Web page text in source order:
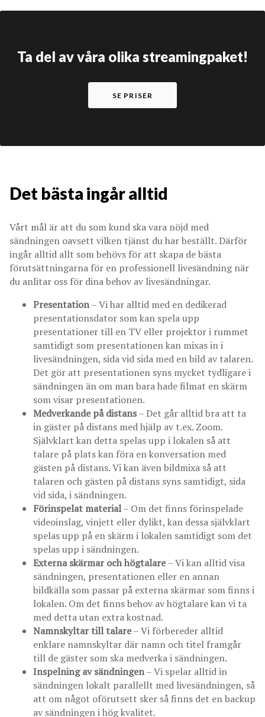
Ta del av våra olika streamingpaket!
SE PRISER
Det bästa ingår alltid
Vårt mål är att du som kund ska vara nöjd med
sändningen oavsett vilken tjänst du har beställt. Därför
ingår alltid allt som behövs för att skapa de bästa
förutsättningarna för en professionell livesändning när
du anlitar oss för dina behov av livesändningar.
Presentation– Vi har alltid med en dedikerad
presentationsdator som kan spela upp
presentationer till en TV eller projektor i rummet
samtidigt som presentationen kan mixas in i
livesändningen, sida vid sida med en bild av talaren.
Det gör att presentationen syns mycket tydligare i
sändningen än om man bara hade filmat en skärm
som visar presentationen.
Medverkande på distans– Det går alltid bra att ta
in gäster på distans med hjälp av t.ex. Zoom.
Självklart kan detta spelas upp i lokalen så att
talare på plats kan föra en konversation med
gästen på distans. Vi kan även bildmixa så att
talaren och gästen på distans syns samtidigt, sida
vid sida, i sändningen.
Förinspelat material– Om det finns förinspelade
videoinslag, vinjett eller dylikt, kan dessa självklart
spelas upp på en skärm i lokalen samtidigt som det
spelas upp i sändningen.
Externa skärmar och högtalare– Vi kan alltid visa
sändningen, presentationen eller en annan
bildkälla som passar på externa skärmar som finns i
lokalen. Om det finns behov av högtalare kan vi ta
med detta utan extra kostnad.
Namnskyltar till talare– Vi förbereder alltid
enklare namnskyltar där namn och titel framgår
till de gäster som ska medverka i sändningen.
Inspelning av sändningen– Vi spelar alltid in
sändningen lokalt parallellt med livesändningen, så
att om något oförutsett sker så finns det en backup
av sändningen i hög kvalitet.